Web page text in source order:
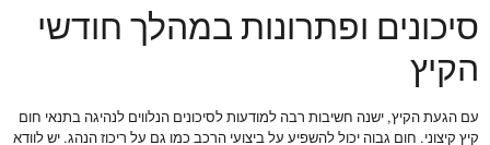
סיכונים ופתרונות במהלך חודשי
הקיץ
עם הגעת הקיץ, ישנה חשיבות רבה למודעות לסיכונים הנלווים לנהיגה בתנאי חום
קיץ קיצוני. חום גבוה יכול להשפיע על ביצועי הרכב כמו גם על ריכוז הנהג. יש לוודא